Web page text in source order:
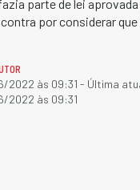
parte de lei
por considerar
2022 às 09:31 - Última
2022 às 09:31